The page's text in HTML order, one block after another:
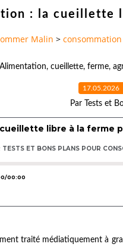
: la cueillette
Malin > consommation
Alimentation, cueillette, ferme,
17.05.2026
Par Tests et
traité médiatiquement à